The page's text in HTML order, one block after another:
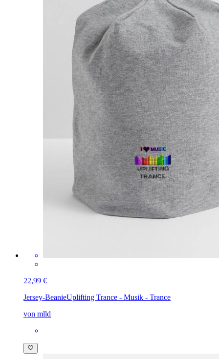
22,99 €
Jersey-BeanieUplifting Trance - Musik - Trance
von mlld